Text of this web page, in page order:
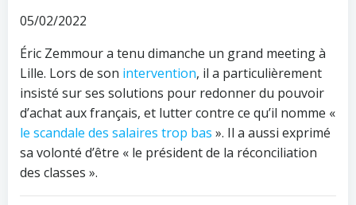
05/02/2022
Éric Zemmour a tenu dimanche un grand meeting à
Lille. Lors de son intervention, il a particulièrement
insisté sur ses solutions pour redonner du pouvoir
d’achat aux français, et lutter contre ce qu’il nomme «
le scandale des salaires trop bas ». Il a aussi exprimé
sa volonté d’être « le président de la réconciliation
des classes ».